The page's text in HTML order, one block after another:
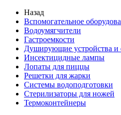
Назад
Вспомогательное
Водоумягчители
Гастроемкости
Душирующие устройства и
Инсектицидные лампы
Лопаты для пиццы
Решетки для жарки
Системы водоподготовки
Стерилизаторы для ножей
Термоконтейнеры